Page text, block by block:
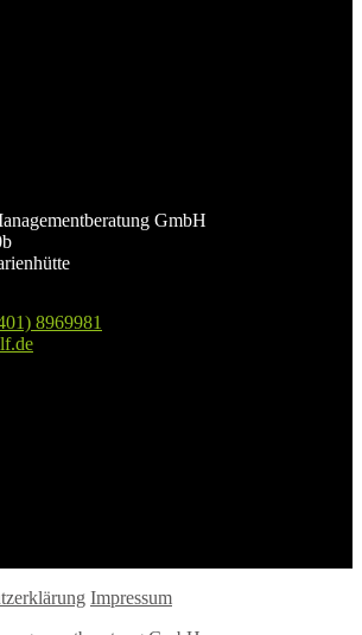
GmbH
8969981
Impressum